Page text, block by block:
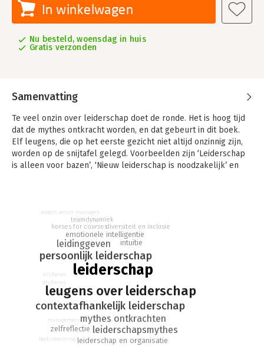
In winkelwagen
Nu besteld, woensdag in huis
Gratis verzonden
Samenvatting
Te veel onzin over leiderschap doet de ronde. Het is hoog tijd
dat de mythes ontkracht worden, en dat gebeurt in dit boek.
Elf leugens, die op het eerste gezicht niet altijd onzinnig zijn,
worden op de snijtafel gelegd. Voorbeelden zijn ‘Leiderschap
is alleen voor bazen’, ‘Nieuw leiderschap is noodzakelijk’ en
duidelijk wat wel en niet waar is over leiders en leiderschap. In
de epiloog van het boek worden inzichten uit de leugens
gedistilleerd, die duidelijk maken hoe je een leider wordt, wat
leiders effectief maakt en hoe ze effectief blijven. Een
onmisbaar boek voor leiders en zij die dat willen worden.
leiderschap
leugens over leiderschap
contextafhankelijk leiderschap
persoonlijk leiderschap
mythes ontkrachten
leidinggeven
leiderschapsmythes
emotionele intelligentie
intuïtie
leiderschap en organisatie
zelfreflectie
horses for courses
teamdynamiek
diversiteit en inclusie
management
drijfveren
drijfveren
besluitvorming
leiders versus managers